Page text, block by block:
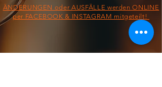
ÄNDERUNGEN oder AUSFÄLLE werden ONLINE
per FACEBOOK & INSTAGRAM mitgeteilt!